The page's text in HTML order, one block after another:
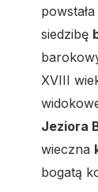
siedzibę
XVIII
Jeziora
wieczna
bogatą